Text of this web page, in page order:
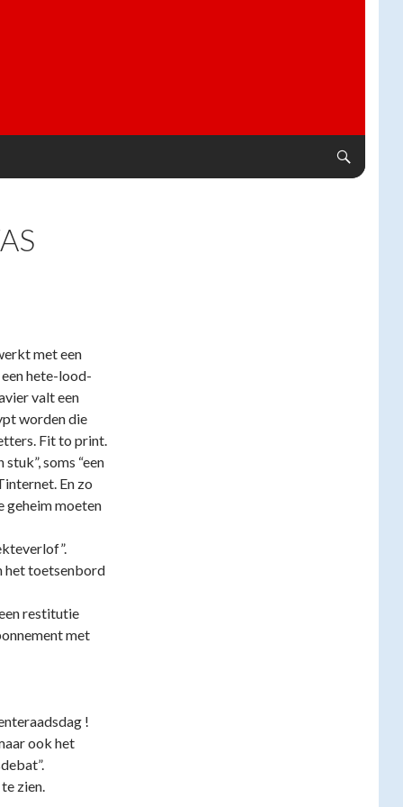
met een
hete-lood-
valt een
worden die
Fit to print.
soms “een
En zo
moeten
het toetsenbord
restitutie
met
!
ook het
zien.